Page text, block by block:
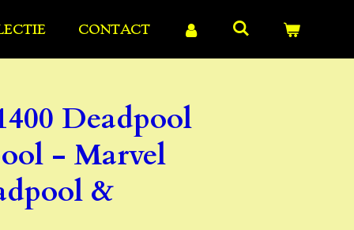
CONTACT
Deadpool
- Marvel
&